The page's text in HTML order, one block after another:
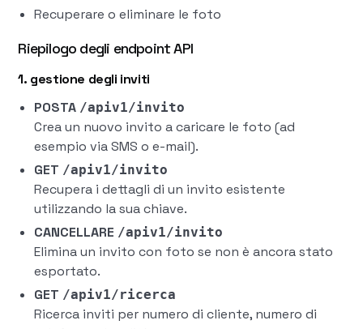
Recuperare o eliminare le foto
Riepilogo degli endpoint API
1. gestione degli inviti
POSTA /apiv1/invito
Crea un nuovo invito a caricare le foto (ad
esempio via SMS o e-mail).
GET /apiv1/invito
Recupera i dettagli di un invito esistente
utilizzando la sua chiave.
CANCELLARE /apiv1/invito
Elimina un invito con foto se non è ancora stato
esportato.
GET /apiv1/ricerca
Ricerca inviti per numero di cliente, numero di